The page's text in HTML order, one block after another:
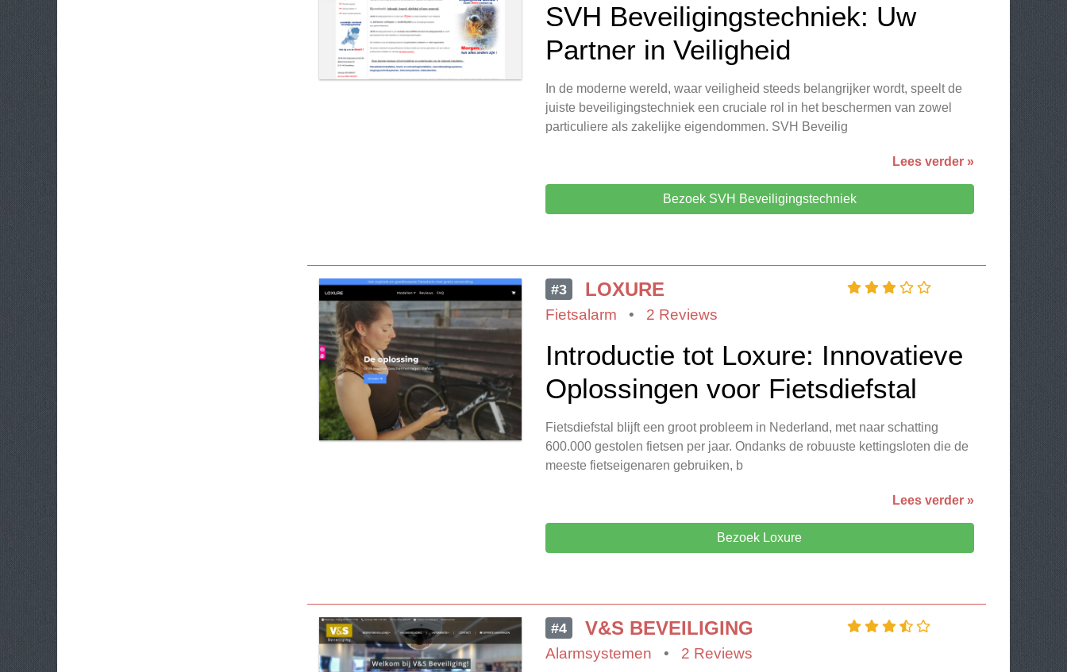
SVH Beveiligingstechniek: Uw
Partner in Veiligheid
In de moderne wereld, waar veiligheid steeds belangrijker wordt, speelt de
juiste beveiligingstechniek een cruciale rol in het beschermen van zowel
particuliere als zakelijke eigendommen. SVH Beveilig
Lees verder »
Bezoek SVH Beveiligingstechniek
#3 LOXURE
Fietsalarm • 2 Reviews
Introductie tot Loxure: Innovatieve
Oplossingen voor Fietsdiefstal
Fietsdiefstal blijft een groot probleem in Nederland, met naar schatting
600.000 gestolen fietsen per jaar. Ondanks de robuuste kettingsloten die de
meeste fietseigenaren gebruiken, b
Lees verder »
Bezoek Loxure
#4 V&S BEVEILIGING
Alarmsystemen • 2 Reviews